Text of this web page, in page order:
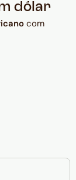
dólar
com